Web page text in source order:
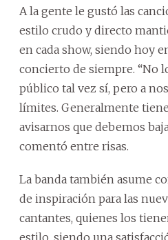
A la gente le gustó las
estilo crudo y directo
en cada show, siendo hoy
concierto de siempre. “No
público tal vez sí, pero a
límites. Generalmente
avisarnos que debemos
comentó entre risas.
La banda también asume
de inspiración para las
cantantes, quienes los
estilo, siendo una